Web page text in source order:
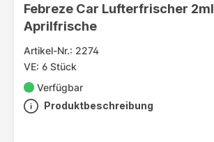
Febreze Car Lufterfrischer 2ml
Aprilfrische
Artikel-Nr.: 2274
VE: 6 Stück
Verfügbar
Produktbeschreibung